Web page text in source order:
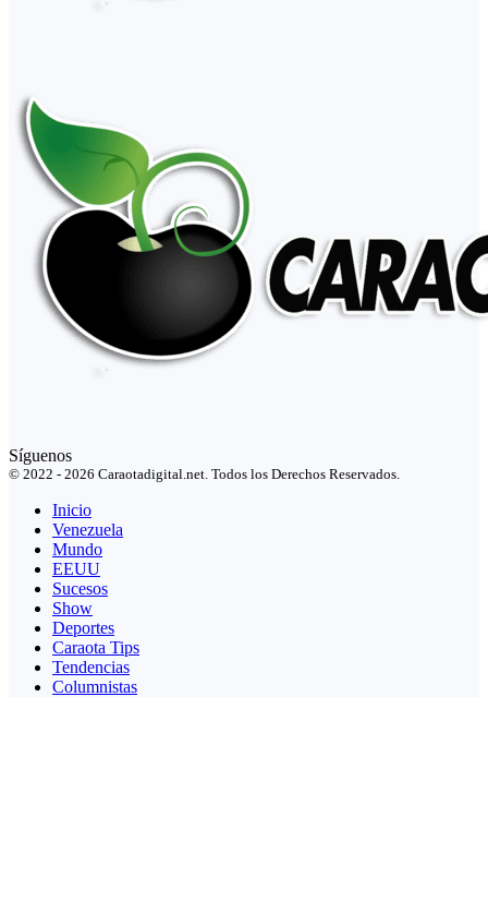
Síguenos
© 2022 - 2026 Caraotadigital.net. Todos los Derechos Reservados.
Inicio
Venezuela
Mundo
EEUU
Sucesos
Show
Deportes
Caraota Tips
Tendencias
Columnistas